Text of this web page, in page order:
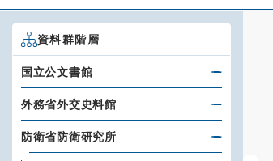
資料群階層
国立公文書館
外務省外交史料館
防衛省防衛研究所